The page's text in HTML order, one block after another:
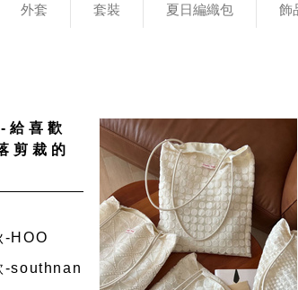
外套 套裝 夏日編織包 飾
給喜歡
剪裁的
-HOO
-southnan